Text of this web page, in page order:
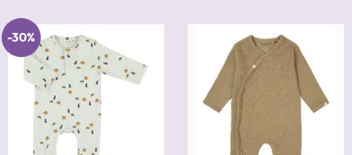
-30%